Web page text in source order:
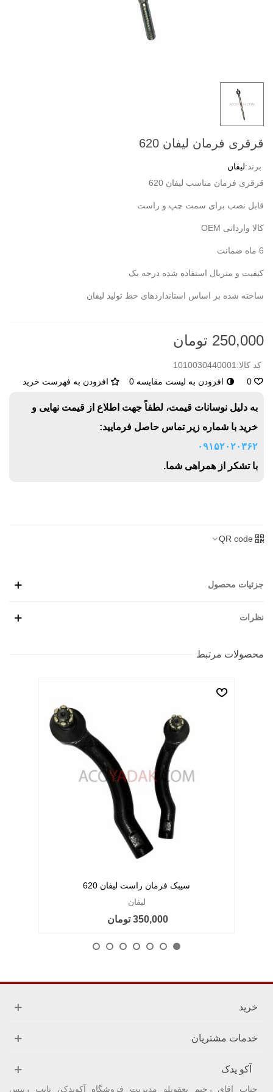
قرقری فرمان لیفان 620
برند:لیفان
قرقری فرمان مناسب لیفان 620
قابل نصب برای سمت چپ و راست
کالا وارداتی OEM
6 ماه ضمانت
کیفیت و متریال استفاده شده درجه یک
ساخته شده بر اساس استانداردهای خط تولید لیفان
250,000 تومان
کد کالا: 1010030440001
0
افزودن به لیست مقایسه 0 افزودن به فهرست خرید
به دلیل نوسانات قیمت، لطفاً جهت اطلاع از قیمت نهایی و
خرید با شماره زیر تماس حاصل فرمایید:
۰۹۱۵۲۰۲۰۳۶۲
با تشکر از همراهی شما.
QR code
جزئیات محصول
نظرات
محصولات مرتبط
سیبک فرمان راست لیفان 620
لیفان
350,000 تومان
خرید
خدمات مشتریان
آکو یدک
جناب اقای رحیم یعقوبلو مدیریت فروشگاه آکویدک، نایب رییس